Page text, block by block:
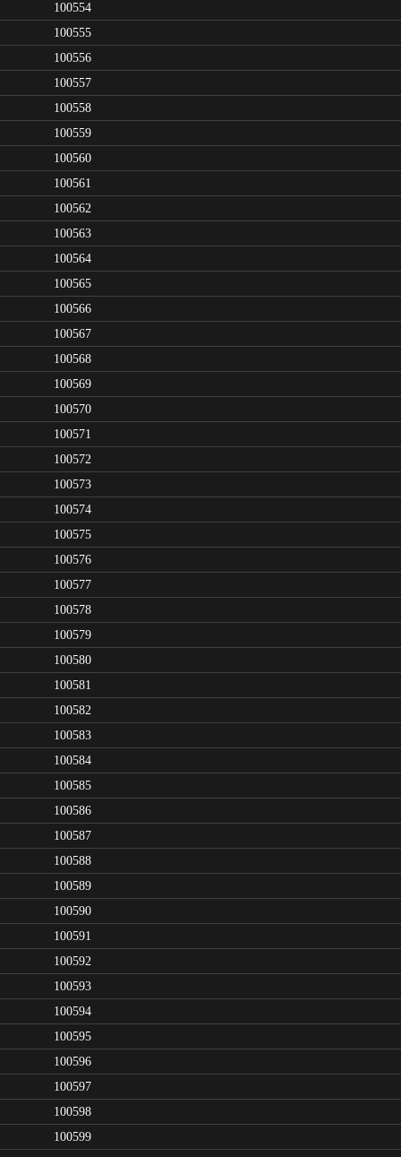
100554
100555
100556
100557
100558
100559
100560
100561
100562
100563
100564
100565
100566
100567
100568
100569
100570
100571
100572
100573
100574
100575
100576
100577
100578
100579
100580
100581
100582
100583
100584
100585
100586
100587
100588
100589
100590
100591
100592
100593
100594
100595
100596
100597
100598
100599